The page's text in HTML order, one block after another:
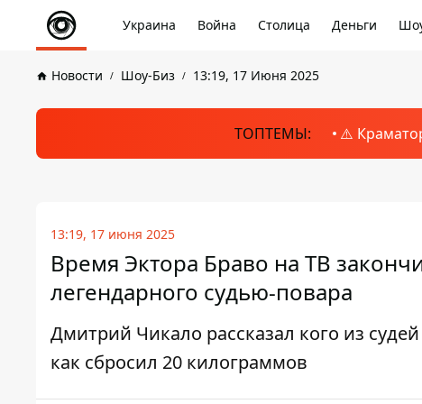
Украина Война Столица Деньги
Новости Шоу-Биз 13:19, 17 Июня 2025
ТОПТЕМЫ: ⚠️
13:19, 17 июня 2025
Время Эктора Браво на ТВ
легендарного судью-повара
Дмитрий Чикало рассказал кого из
как сбросил 20 килограммов